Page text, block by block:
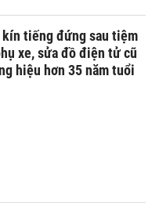
kín tiếng đứng sau tiệm
xe, sửa đồ điện tử cũ
hiệu hơn 35 năm tuổi